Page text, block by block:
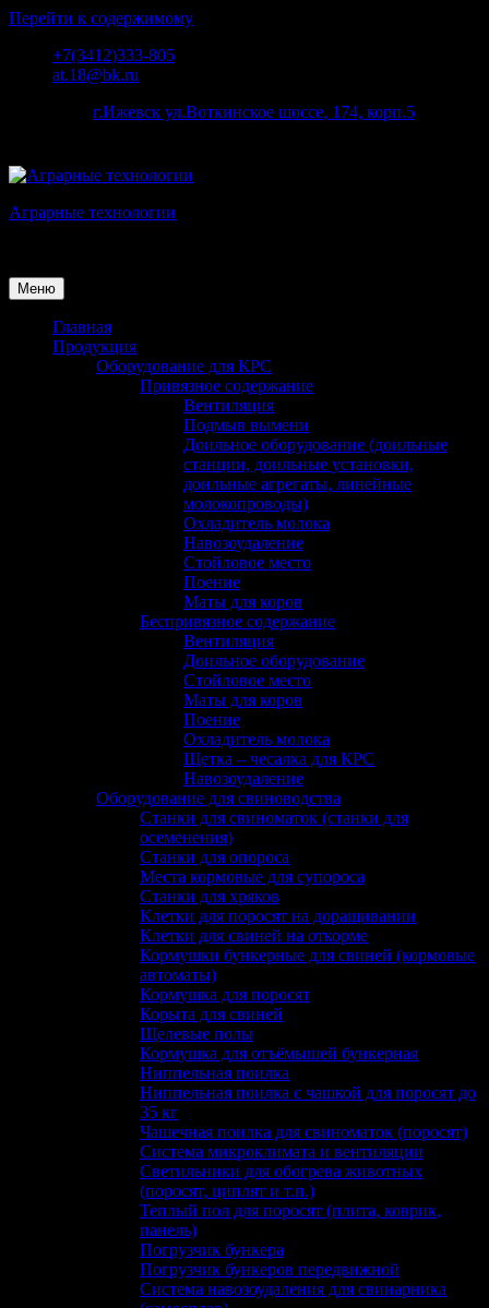
Перейти к содержимому
+7(3412)333-805
at.18@bk.ru
г.Ижевск ул.Воткинское шоссе, 174, корп.5
Аграрные технологии
Меню
Главная
Продукция
Оборудование для КРС
Привязное содержание
Вентиляция
Подмыв вымени
Доильное оборудование (доильные
станции, доильные установки,
доильные агрегаты, линейные
молокопроводы)
Охладитель молока
Навозоудаление
Стойловое место
Поение
Маты для коров
Беспривязное содержание
Вентиляция
Доильное оборудование
Стойловое место
Маты для коров
Поение
Охладитель молока
Щетка – чесалка для КРС
Навозоудаление
Оборудование для свиноводства
Станки для свиноматок (станки для
осеменения)
Станки для опороса
Места кормовые для супороса
Станки для хряков
Клетки для поросят на доращивании
Клетки для свиней на откорме
Кормушки бункерные для свиней (кормовые
автоматы)
Кормушка для поросят
Корыта для свиней
Щелевые полы
Кормушка для отъёмышей бункерная
Ниппельная поилка
Ниппельная поилка с чашкой для поросят до
35 кг
Чашечная поилка для свиноматок (поросят)
Система микроклимата и вентиляции
Светильники для обогрева животных
(поросят, циплят и т.п.)
Теплый пол для поросят (плита, коврик,
панель)
Погрузчик бункера
Погрузчик бункеров передвижной
Система навозоудаления для свинарника